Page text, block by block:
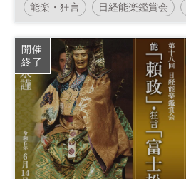
能楽・狂言 日経能楽鑑賞会
舞台
開催
終了